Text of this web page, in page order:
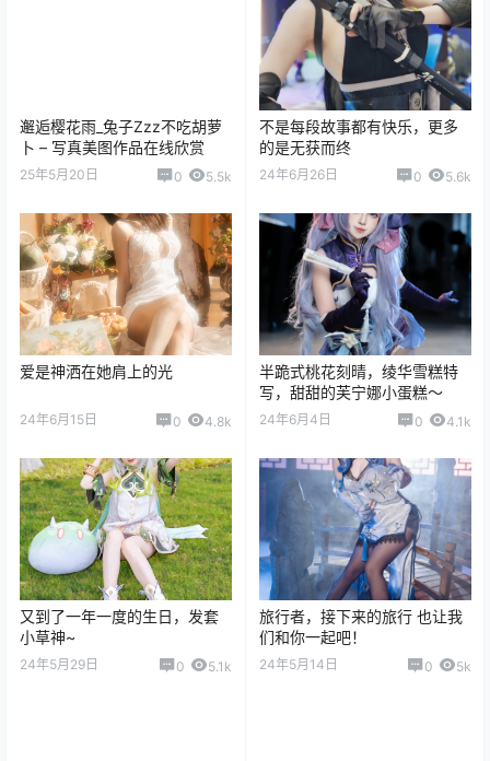
邂逅樱花雨_兔子Zzz不吃胡萝
卜 – 写真美图作品在线欣赏
25年5月20日 0 5.5k
不是每段故事都有快乐，更多
的是无获而终
24年6月26日 0 5.6k
爱是神洒在她肩上的光
24年6月15日 0 4.8k
半跪式桃花刻晴，绫华雪糕特
写，甜甜的芙宁娜小蛋糕～
24年6月4日 0 4.1k
又到了一年一度的生日，发套
小草神~
24年5月29日 0 5.1k
旅行者，接下来的旅行 也让我
们和你一起吧！
24年5月14日 0 5k